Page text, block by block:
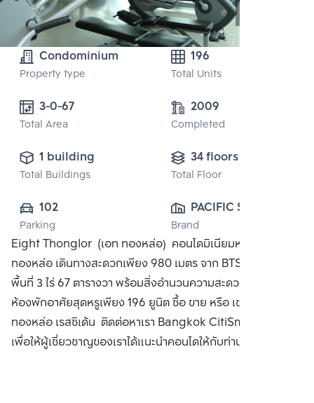
Condominium
Property type
196
Total Units
3-0-67
Total Area
2009
Completed
1 building
Total Buildings
34 floors
Total Floor
102
Parking
PACIFIC STAR
INTERNATIONAL
(THAILAND) CO.,
LTD.
Brand
Eight Thonglor (เอท ทองหล่อ) คอนโดมิเนียมหรูบนพื้นที่
ทองหล่อ เดินทางสะดวกเพียง 980 เมตร จาก BTS ทองหล่อ บน
พื้นที่ 3 ไร่ 67 ตารางวา พร้อมสิ่งอำนวนความสะดวกครบครัน
ห้องพักอาศัยสุดหรูเพียง 196 ยูนิต ซื้อ ขาย หรือ เช่า คอนโด เอท
ทองหล่อ เรสซิเด้น ติดต่อหาเรา Bangkok CitiSmart ได้ทันที
เพื่อให้ผู้เชี่ยวชาญของเราได้แนะนำคอนโดให้กับท่าน